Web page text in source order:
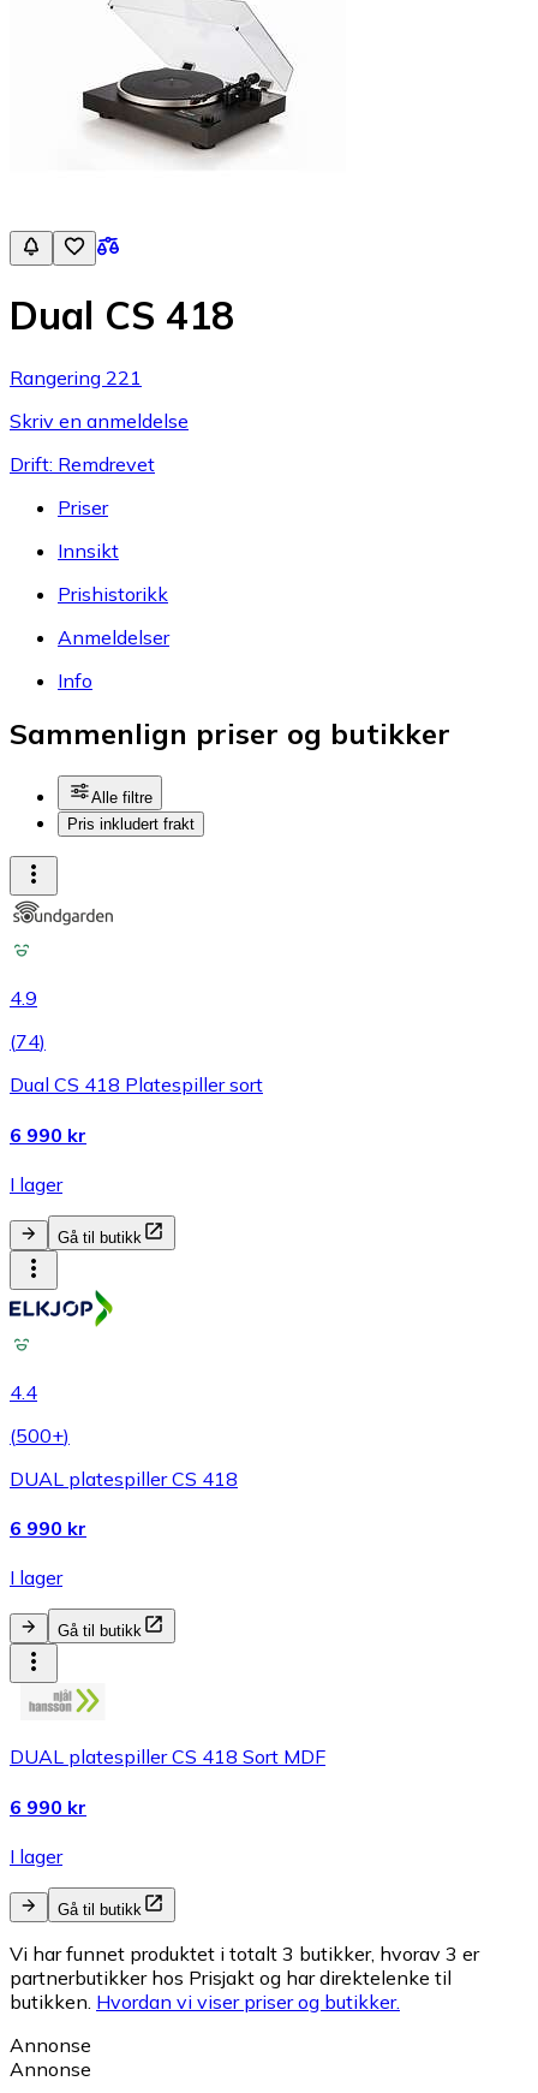
Dual CS 418
Rangering 221
Skriv en anmeldelse
Drift: Remdrevet
Priser
Innsikt
Prishistorikk
Anmeldelser
Info
Sammenlign priser og butikker
Alle filtre
Pris inkludert frakt
4.9
(74)
Dual CS 418 Platespiller sort
6 990 kr
I lager
Gå til butikk
4.4
(500+)
DUAL platespiller CS 418
6 990 kr
I lager
Gå til butikk
DUAL platespiller CS 418 Sort MDF
6 990 kr
I lager
Gå til butikk
Vi har funnet produktet i totalt 3 butikker, hvorav 3 er
partnerbutikker hos Prisjakt og har direktelenke til
butikken. Hvordan vi viser priser og butikker.
Annonse
Annonse